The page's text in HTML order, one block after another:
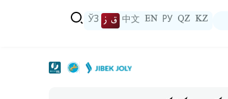
KZ
QZ
РУ
EN
中文 ق ز ЎЗ